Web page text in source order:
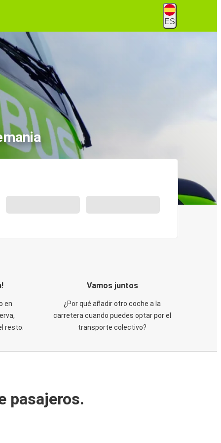
ES
en
resto.
Vamos juntos
¿Por qué añadir otro coche a la
carretera cuando puedes optar por el
transporte colectivo?
pasajeros.